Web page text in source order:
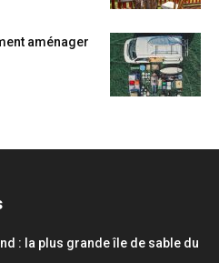
aménager
: la plus grande île de sable du